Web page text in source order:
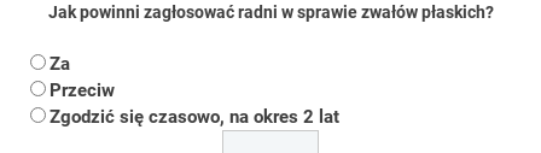
Jak powinni zagłosować radni w sprawie zwałów płaskich?
Za
Przeciw
Zgodzić się czasowo, na okres 2 lat